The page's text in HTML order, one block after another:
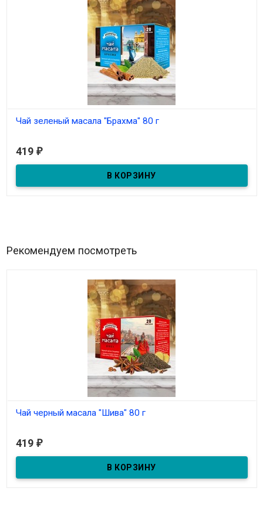
Чай зеленый масала "Брахма" 80 г
419 ₽
Рекомендуем посмотреть
Чай черный масала "Шива" 80 г
419 ₽